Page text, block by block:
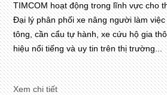
TIMCOM hoạt động trong lĩnh vực cho
Đại lý phân phối xe nâng người làm
tông, cần cẩu tự hành, xe cứu hộ gia
hiệu nổi tiếng và uy tin trên thị trường...
Xem chi tiết